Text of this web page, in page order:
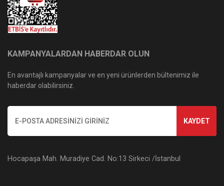
KAMPANYALARDAN HABERDAR OLUN
En avantajlı kampanyalar ve en yeni ürünlerden bültenimiz ile
haberdar olabilirsiniz.
KAYDET
Hocapaşa Mah. Muradiye Cad. No:13 Sirkeci /İstanbul